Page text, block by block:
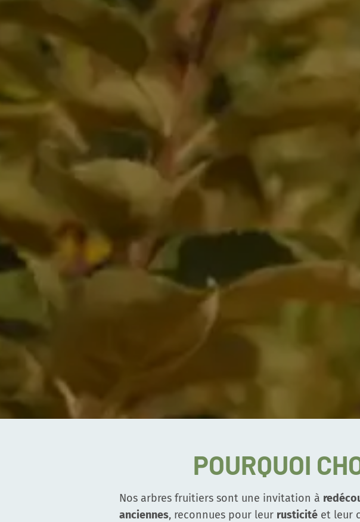
POURQUOI
Nos arbres fruitiers sont une invitation à
anciennes, reconnues pour leur rusticité et leur